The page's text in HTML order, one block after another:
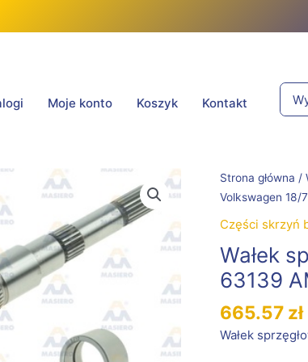
Moje konto Koszyk Kontakt
for:
Strona główna /
Volkswagen 18/
Części skrzyń
Wałek
63139
665.57 zł
Wałek
ilość
Wałek
sprzęgłowy
Volkswagen
18/73
T.
-
63139
AM